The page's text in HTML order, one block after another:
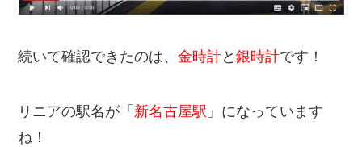
続いて確認できたのは、金時計と銀時計です！
リニアの駅名が「 新名古屋駅 」になっています
ね！